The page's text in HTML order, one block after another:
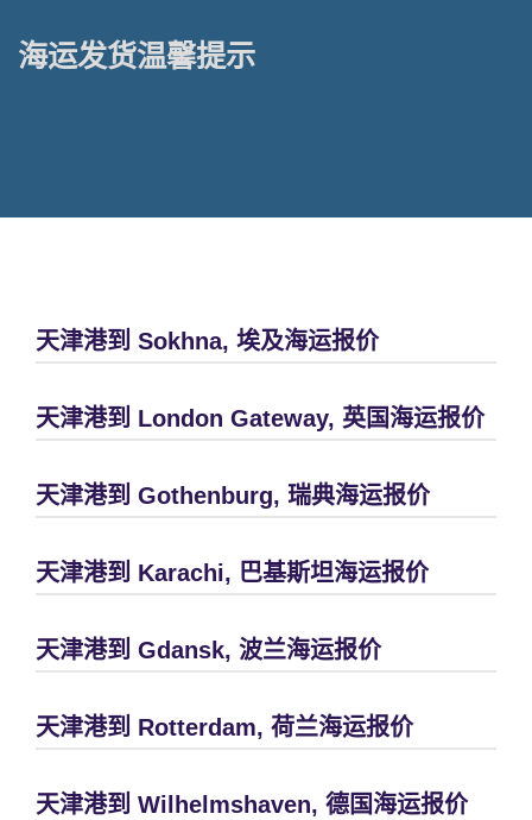
海运发货温馨提示
天津港到 Sokhna, 埃及海运报价
天津港到 London Gateway, 英国海运报价
天津港到 Gothenburg, 瑞典海运报价
天津港到 Karachi, 巴基斯坦海运报价
天津港到 Gdansk, 波兰海运报价
天津港到 Rotterdam, 荷兰海运报价
天津港到 Wilhelmshaven, 德国海运报价